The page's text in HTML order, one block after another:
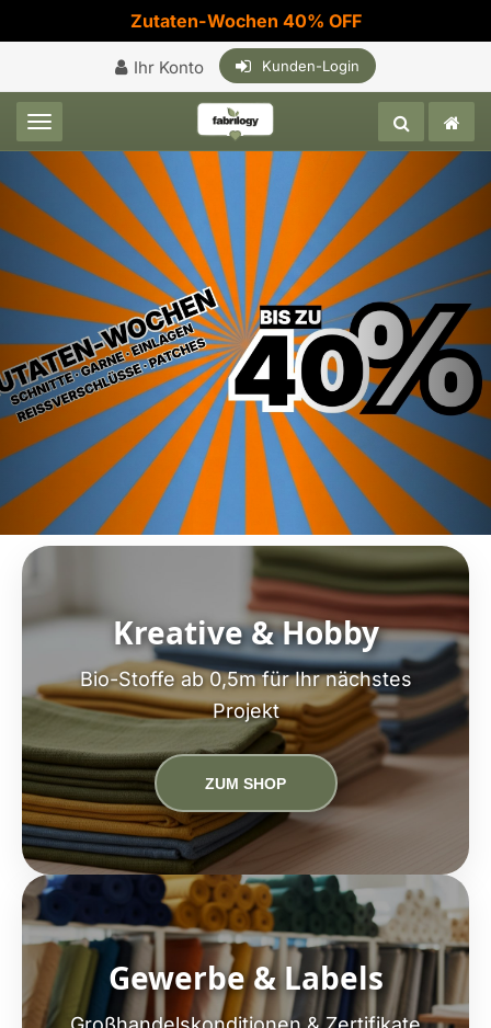
Zutaten-Wochen 40% OFF
Ihr Konto Kunden-Login
Toggle navigation
Kreative & Hobby
Bio-Stoffe ab 0,5m für Ihr nächstes
Projekt
ZUM SHOP
Gewerbe & Labels